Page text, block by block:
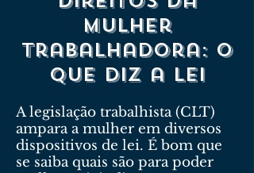
mulher
trabalhadora: o
que diz a lei
A legislação trabalhista (CLT)
ampara a mulher em diversos
dispositivos de lei. É bom que
se saiba quais são para poder